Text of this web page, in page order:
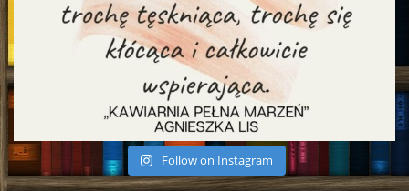
Follow on Instagram